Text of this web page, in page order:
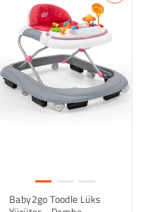
Baby2go Toodle Lüks